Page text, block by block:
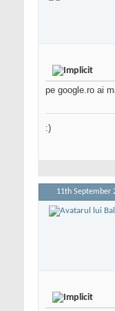
pe google.ro ai
:)
11th September